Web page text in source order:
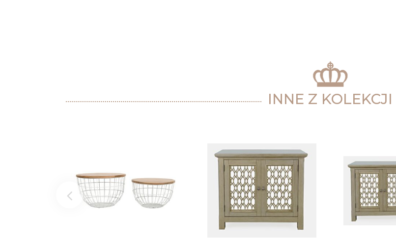
INNE Z KOLEKCJI